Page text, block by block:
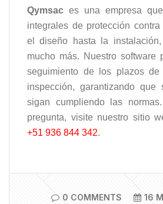
Qymsac es una empresa
integrales de protección
el diseño hasta la
mucho más. Nuestro software
seguimiento de los plazos de
inspección, garantizando que
sigan cumpliendo las
pregunta, visite nuestro sitio
+51 936 844 342.
0 COMMENTS 16